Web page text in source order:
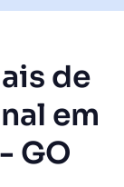
de
em
GO